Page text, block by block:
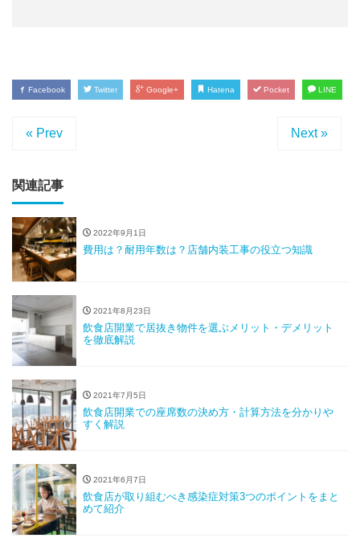
Facebook Twitter Google+ Hatena Pocket LINE
« Prev Next »
関連記事
2022年9月1日
費用は？耐用年数は？店舗内装工事の役立つ知識
2021年8月23日
飲食店開業で居抜き物件を選ぶメリット・デメリット
を徹底解説
2021年7月5日
飲食店開業での座席数の決め方・計算方法を分かりや
すく解説
2021年6月7日
飲食店が取り組むべき感染症対策3つのポイントをまと
めて紹介